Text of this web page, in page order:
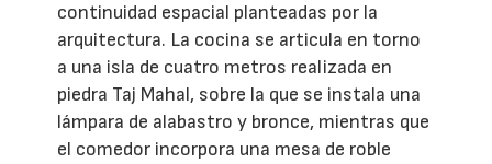
continuidad espacial planteadas por la
arquitectura. La cocina se articula en torno
a una isla de cuatro metros realizada en
piedra Taj Mahal, sobre la que se instala una
lámpara de alabastro y bronce, mientras que
el comedor incorpora una mesa de roble